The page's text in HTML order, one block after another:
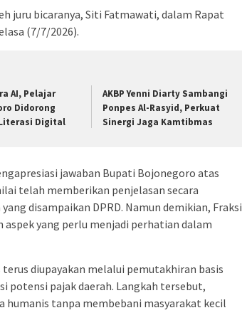
juru bicaranya, Siti Fatmawati, dalam Rapat
(7/7/2026).
AI, Pelajar
Didorong
Digital
AKBP Yenni Diarty Sambangi
Ponpes Al-Rasyid, Perkuat
Sinergi Jaga Kamtibmas
jawaban Bupati Bojonegoro atas
telah memberikan penjelasan secara
disampaikan DPRD. Namun demikian, Fraksi
yang perlu menjadi perhatian dalam
diupayakan melalui pemutakhiran basis
potensi pajak daerah. Langkah tersebut,
humanis tanpa membebani masyarakat kecil